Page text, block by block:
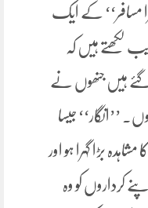
مسافر‘‘ کے ایک
لکھتے ہیں کہ
گئے ہیں جنھوں نے
’’انگار‘‘ جیسا
بڑا گہرا ہو اور
کرداروں کو وہ